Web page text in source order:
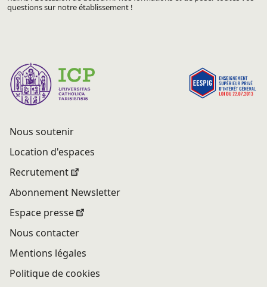
questions sur notre établissement !
Nous soutenir
Location d'espaces
Recrutement
Abonnement Newsletter
Espace presse
Nous contacter
Mentions légales
Politique de cookies